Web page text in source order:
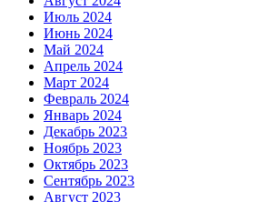
Июль 2024
Июнь 2024
Май 2024
Апрель 2024
Март 2024
Февраль 2024
Январь 2024
Декабрь 2023
Ноябрь 2023
Октябрь 2023
Сентябрь 2023
Август 2023